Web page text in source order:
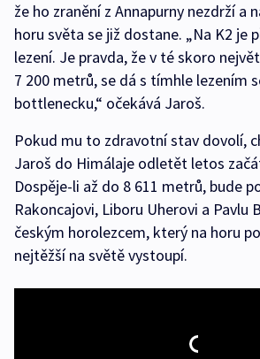
že ho zranění z Annapurny nezdrží a
horu světa se již dostane. „Na K2 je
lezení. Je pravda, že v té skoro
7 200 metrů, se dá s tímhle lezením
bottlenecku,“ očekává Jaroš.
Pokud mu to zdravotní stav dovolí,
Jaroš do Himálaje odletět letos
Dospěje-li až do 8 611 metrů, bude
Rakoncajovi, Liboru Uherovi a Pavlu
českým horolezcem, který na horu
nejtěžší na světě vystoupí.